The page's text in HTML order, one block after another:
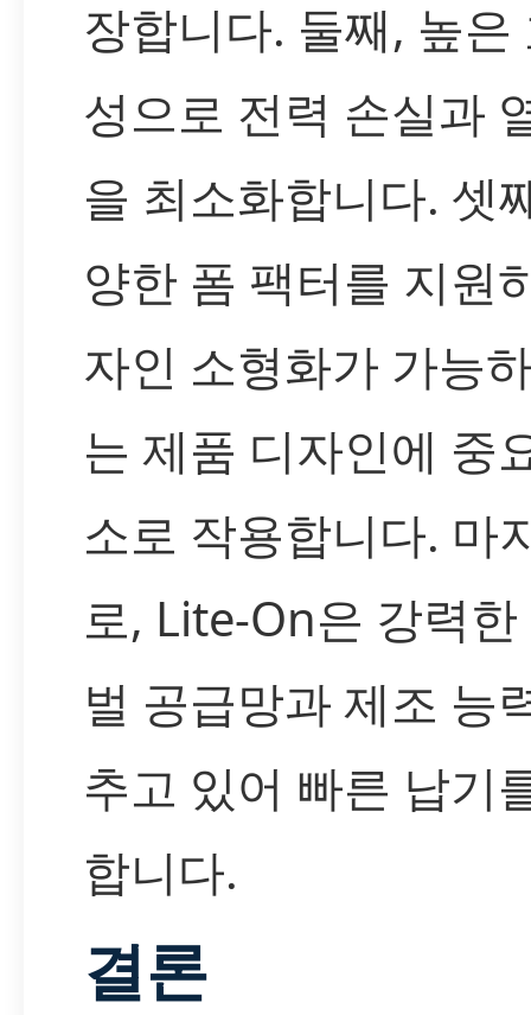
장합니다. 둘째, 높은
성으로 전력 손실과
을 최소화합니다. 셋
양한 폼 팩터를 지원
자인 소형화가 가능
는 제품 디자인에 중
소로 작용합니다. 마
로, Lite-On은 강력
벌 공급망과 제조 능
추고 있어 빠른 납기
합니다.
결론